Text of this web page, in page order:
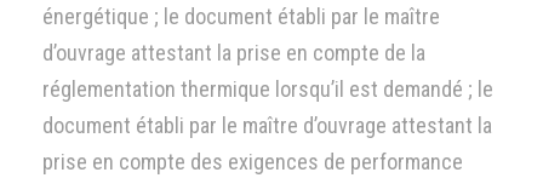
énergétique ; le document établi par le maître
d’ouvrage attestant la prise en compte de la
réglementation thermique lorsqu’il est demandé ; le
document établi par le maître d’ouvrage attestant la
prise en compte des exigences de performance